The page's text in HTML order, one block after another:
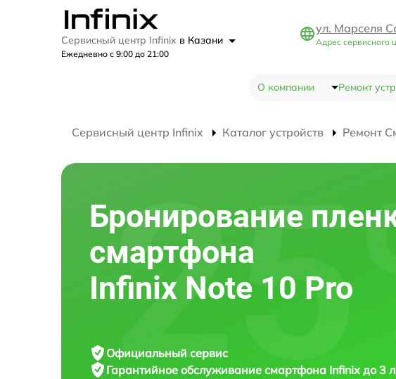
Сервисный центр Infinix в Казани
Ежедневно с 9:00 до 21:00
ул. Марселя
Адрес сервисного
О компании Ремонт
Сервисный центр Infinix Каталог устройств Ремонт
Бронирование
смартфона
Infinix Note 10 Pro
Официальный сервис
Гарантийное обслуживание смартфона Infinix до 3